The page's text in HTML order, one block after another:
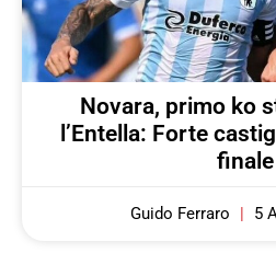
Novara, primo ko
l’Entella: Forte
finale
Guido Ferraro 5